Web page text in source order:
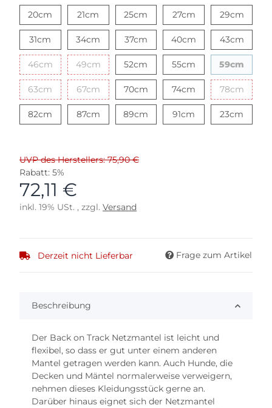
20cm
21cm 25cm 27cm27cm 29cm29cm
31cm 34cm 37cm37cm 40cm 40cm43cm43cm
46cm46cm49cm49cm52cm 55cm 59cm
63cm 63cm 67cm67cm 70cm70cm 74cm 74cm 78cm78cm
82cm 87cm87cm 89cm 89cm91cm 23cm
UVP des Herstellers: 75,90 €
Rabatt: 5%
72,11 €
inkl. 19% USt. , zzgl. Versand
Derzeit nicht Lieferbar Frage zum Artikel
Beschreibung
Der Back on Track Netzmantel ist leicht und
flexibel, so dass er gut unter einem anderen
Mantel getragen werden kann. Auch Hunde, die
Decken und Mäntel normalerweise verweigern,
nehmen dieses Kleidungsstück gerne an.
Darüber hinaus eignet sich der Netzmantel